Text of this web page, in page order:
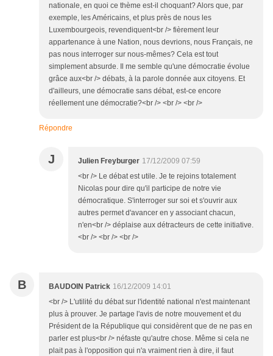
nationale, en quoi ce thème est-il choquant? Alors que, par
exemple, les Américains, et plus près de nous les
Luxembourgeois, revendiquent<br /> fièrement leur
appartenance à une Nation, nous devrions, nous Français, ne
pas nous interroger sur nous-mêmes? Cela est tout
simplement absurde. Il me semble qu'une démocratie évolue
grâce aux<br /> débats, à la parole donnée aux citoyens. Et
d'ailleurs, une démocratie sans débat, est-ce encore
réellement une démocratie?<br /> <br /> <br />
Répondre
J Julien Freyburger 17/12/2009 07:59
<br /> Le débat est utile. Je te rejoins totalement
Nicolas pour dire qu'il participe de notre vie
démocratique. S'interroger sur soi et s'ouvrir aux
autres permet d'avancer en y associant chacun,
n'en<br /> déplaise aux détracteurs de cette initiative.
<br /> <br /> <br />
B BAUDOIN Patrick 16/12/2009 14:01
<br /> L'utilité du débat sur l'identité national n'est maintenant
plus à prouver. Je partage l'avis de notre mouvement et du
Président de la République qui considèrent que de ne pas en
parler est plus<br /> néfaste qu'autre chose. Même si cela ne
plait pas à l'opposition qui n'a vraiment rien à dire, il faut